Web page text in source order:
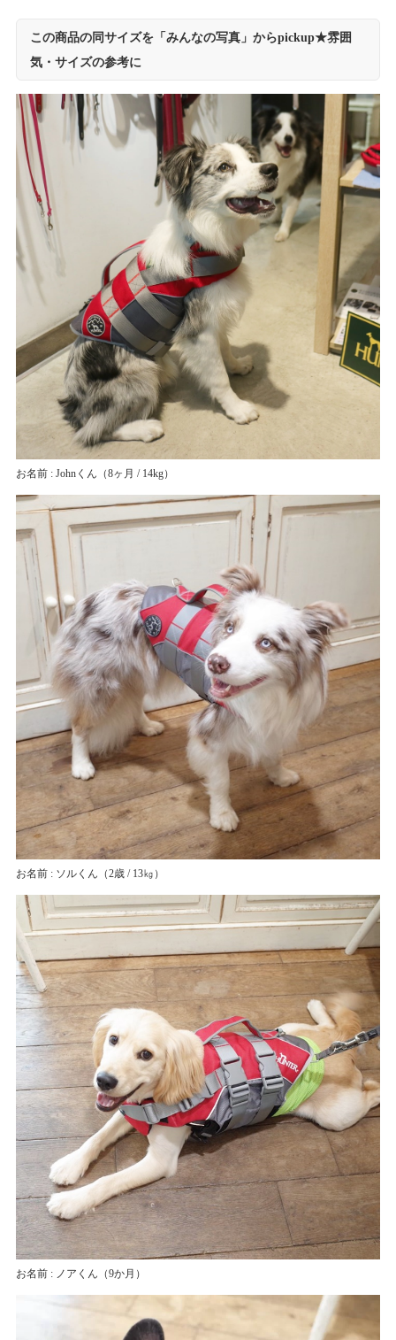
この商品の同サイズを「みんなの写真」からpickup★雰囲
気・サイズの参考に
お名前 : Johnくん （8ヶ月 / 14kg）
お名前 : ソルくん （2歳 / 13㎏）
お名前 : ノアくん （9か月）